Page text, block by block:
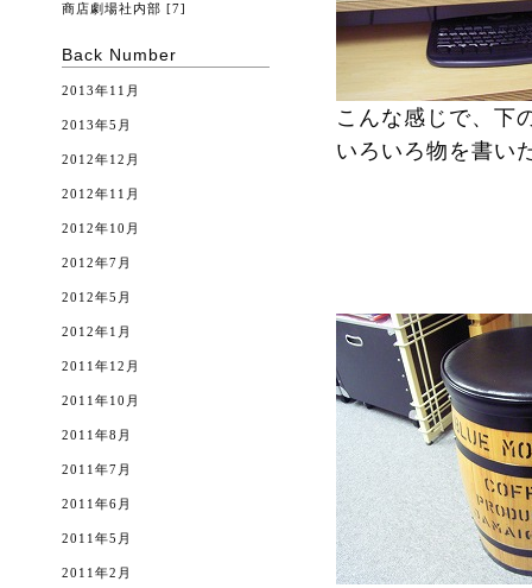
商店劇場社内部 [7]
Back Number
2013年11月
2013年5月
2012年12月
2012年11月
2012年10月
2012年7月
2012年5月
2012年1月
2011年12月
2011年10月
2011年8月
2011年7月
2011年6月
2011年5月
2011年2月
こんな感じで、下
いろいろ物を書い